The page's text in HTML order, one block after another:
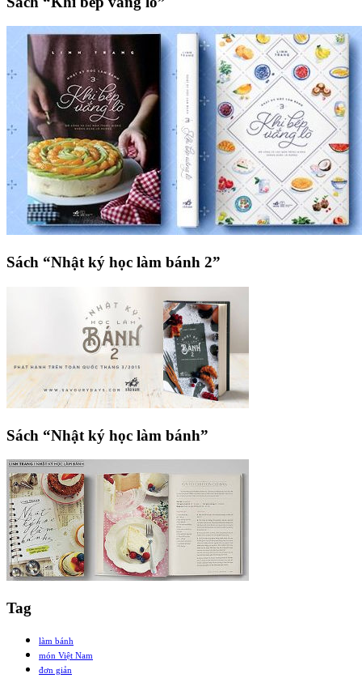
Sách “Nhật ký học làm bánh 2”
Sách “Nhật ký học làm bánh”
Tag
làm bánh
món Việt Nam
đơn giản